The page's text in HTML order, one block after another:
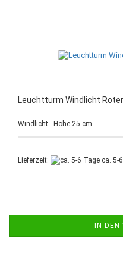
Leuchtturm Windlicht
Windlicht - Höhe 25 cm
Lieferzeit: ca. 5-
IN